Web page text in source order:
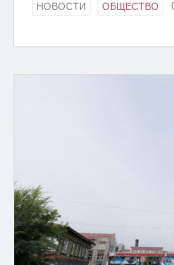
НОВОСТИ ОБЩЕСТВО